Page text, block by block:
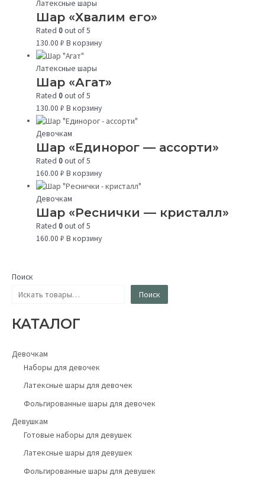
Поиск
Поиск
КАТАЛОГ
Девочкам
Наборы для девочек
Латексные шары для девочек
Фольгированные шары для девочек
Девушкам
Готовые наборы для девушек
Латексные шары для девушек
Фольгированные шары для девушек
Латексные шары
Шар «Хвалим его»
Rated0out of 5
130.00₽ В корзину
Латексные шары
Шар «Агат»
Rated0out of 5
130.00₽ В корзину
Девочкам
Шар «Единорог — ассорти»
Rated0out of 5
160.00₽ В корзину
Девочкам
Шар «Реснички — кристалл»
Rated0out of 5
160.00₽ В корзину